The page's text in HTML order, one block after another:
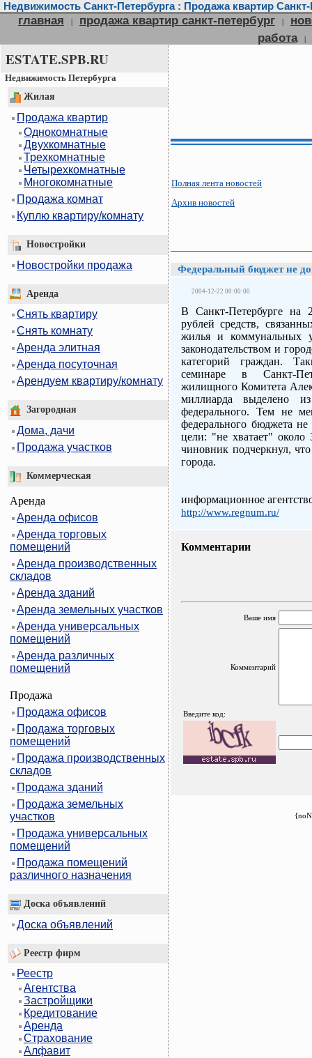
Недвижимость Санкт-Петербурга : Продажа квартир
главная | продажа квартир санкт-петербург |
работа
|
ESTATE.SPB.RU
Недвижимость Петербурга
Жилая
Продажа квартир
Однокомнатные
Двухкомнатные
Трехкомнатные
Четырехкомнатные
Многокомнатные
Продажа комнат
Куплю квартиру/комнату
Новостройки
Новостройки продажа
Аренда
Снять квартиру
Снять комнату
Аренда элитная
Аренда посуточная
Арендуем квартиру/комнату
Загородная
Дома, дачи
Продажа участков
Коммерческая
Аренда
Аренда офисов
Аренда торговых
помещений
Аренда производственных
складов
Аренда зданий
Аренда земельных участков
Аренда универсальных
помещений
Аренда различных
помещений
Продажа
Продажа офисов
Продажа торговых
помещений
Продажа производственных
складов
Продажа зданий
Продажа земельных
участков
Продажа универсальных
помещений
Продажа помещений
различного назначения
Доска объявлений
Доска объявлений
Реестр фирм
Реестр
Агентства
Застройщики
Кредитование
Аренда
Страхование
Алфавит
Полная лента новостей
Архив новостей
Федеральный бюджет не
2004-12-22 00:00:00
В Санкт-Петербурге на
рублей средств,
жилья и коммунальных
законодательством и
категорий граждан.
семинаре в Санкт-
жилищного Комитета
миллиарда выделено
федерального. Тем не
федерального бюджета
цели: "не хватает"
чиновник подчеркнул,
города.
информационное
http://www.regnum.ru/
Комментарии
Ваше имя
Комментарий
Введите код: